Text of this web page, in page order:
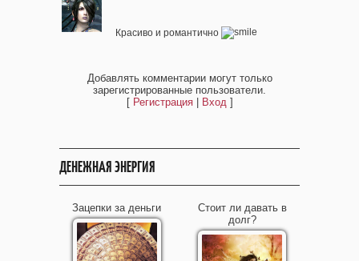
Красиво и романтично
Добавлять комментарии могут только
зарегистрированные пользователи.
[ Регистрация| Вход ]
ДЕНЕЖНАЯ ЭНЕРГИЯ
Зацепки за деньги
Стоит ли давать в
долг?